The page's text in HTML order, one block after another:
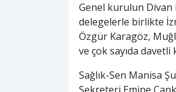
Genel kurulun Divan
delegelerle birlikte
Özgür Karagöz,
ve çok sayıda davetli
Sağlık-Sen Manisa